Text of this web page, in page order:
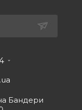
Бандери